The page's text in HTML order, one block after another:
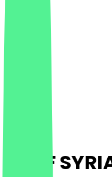
SHOF